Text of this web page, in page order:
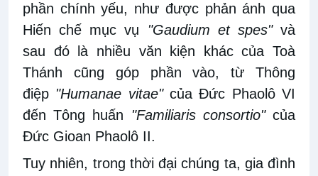
phần chính yếu, như được phản ánh qua
Hiến chế mục vụ "Gaudium et spes"và
sau đó là nhiều văn kiện khác của Toà
Thánh cũng góp phần vào, từ Thông
điệp "Humanae vitae"của Đức Phaolô VI
đến Tông huấn "Familiaris consortio"của
Đức Gioan Phaolô II.
Tuy nhiên, trong thời đại chúng ta, gia đình